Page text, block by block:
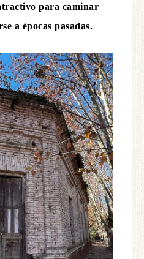
para caminar
a épocas pasadas.